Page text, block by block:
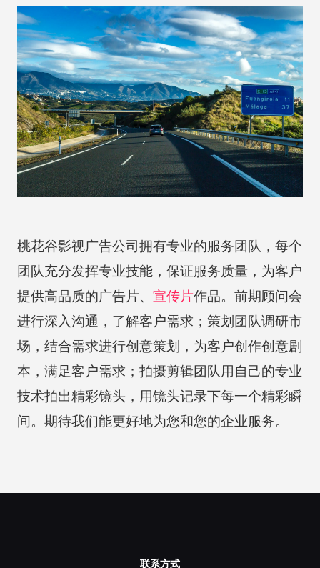
桃花谷影视广告公司拥有专业的服务团队，每个
团队充分发挥专业技能，保证服务质量，为客户
提供高品质的广告片、 宣传片作品。前期顾问会
进行深入沟通，了解客户需求；策划团队调研市
场，结合需求进行创意策划，为客户创作创意剧
本，满足客户需求；拍摄剪辑团队用自己的专业
技术拍出精彩镜头，用镜头记录下每一个精彩瞬
间。期待我们能更好地为您和您的企业服务。
联系方式